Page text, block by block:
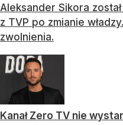
Aleksander Sikora
z TVP po zmianie
zwolnienia.
Kanał Zero TV nie